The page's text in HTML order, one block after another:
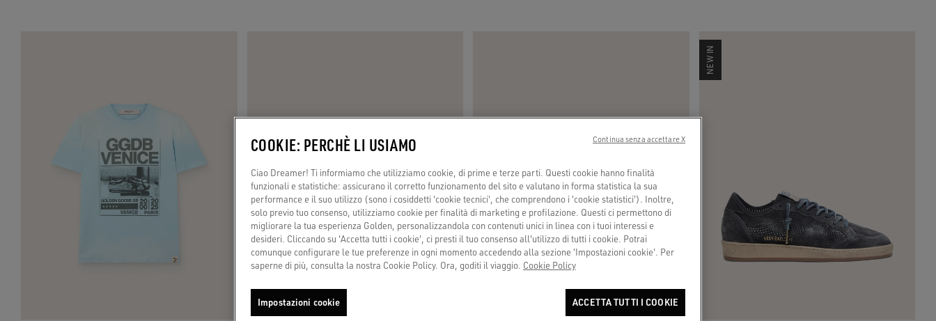
NEW IN
COOKIE: PERCHÈ LI USIAMO
Ciao Dreamer! Ti informiamo che utilizziamo cookie, di prime e terze parti. Questi cookie hanno finalità
funzionali e statistiche: assicurano il corretto funzionamento del sito e valutano in forma statistica la sua
performance e il suo utilizzo (sono i cosiddetti 'cookie tecnici', che comprendono i 'cookie statistici'). Inoltre,
solo previo tuo consenso, utilizziamo cookie per finalità di marketing e profilazione. Questi ci permettono di
migliorare la tua esperienza Golden, personalizzandola con contenuti unici in linea con i tuoi interessi e
desideri. Cliccando su 'Accetta tutti i cookie', ci presti il tuo consenso all'utilizzo di tutti i cookie. Potrai
comunque configurare le tue preferenze in ogni momento accedendo alla sezione 'Impostazioni cookie'. Per
saperne di più, consulta la nostra Cookie Policy. Ora, goditi il viaggio. Cookie Policy
Impostazioni cookie ACCETTA TUTTI I COOKIE
Continua senza accettare X